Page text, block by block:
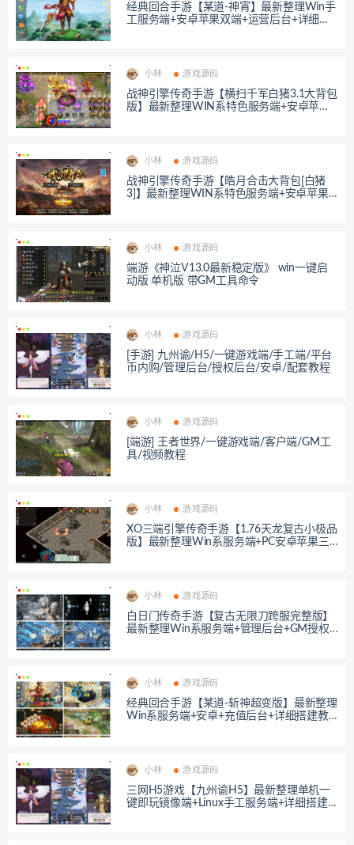
经典回合手游【某道-神宵】最新整理Win手
工服务端+安卓苹果双端+运营后台+详细搭
小林 游戏源码
战神引擎传奇手游【横扫千军白猪3.1大背包
版】最新整理WIN系特色服务端+安卓苹果
小林 游戏源码
战神引擎传奇手游【皓月合击大背包[白猪
3]】最新整理WIN系特色服务端+安卓苹果
小林 游戏源码
端游《神泣V13.0最新稳定版》 win一键启
动版 单机版 带GM工具命令
小林 游戏源码
[手游] 九州谕/H5/一键游戏端/手工端/平台
币内购/管理后台/授权后台/安卓/配套教程
小林 游戏源码
[端游] 王者世界/一键游戏端/客户端/GM工
具/视频教程
小林 游戏源码
XO三端引擎传奇手游【1.76天龙复古小极品
版】最新整理Win系服务端+PC安卓苹果三
小林 游戏源码
白日门传奇手游【复古无限刀跨服完整版】
最新整理Win系服务端+管理后台+GM授权
小林 游戏源码
经典回合手游【某道-斩神超变版】最新整理
Win系服务端+安卓+充值后台+详细搭建教
小林 游戏源码
三网H5游戏【九州谕H5】最新整理单机一
键即玩镜像端+Linux手工服务端+详细搭建